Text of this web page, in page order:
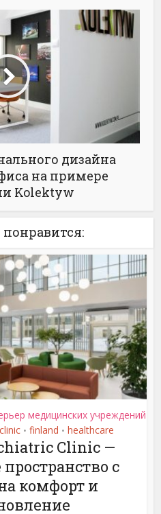
дизайна
на примере
Kolektyw
медицинских учреждений
clinic • finland • healthcare
Clinic —
с
комфорт и